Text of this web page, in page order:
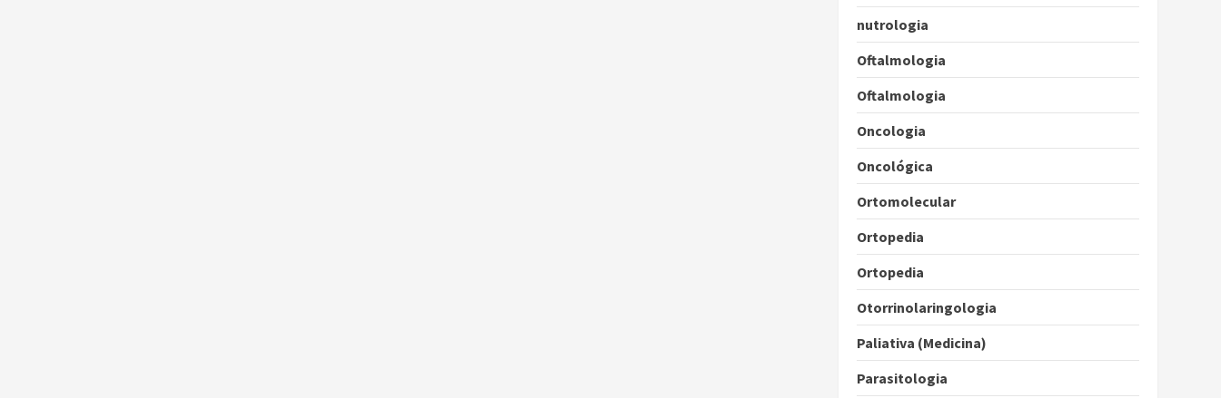
nutrologia
Oftalmologia
Oftalmologia
Oncologia
Oncológica
Ortomolecular
Ortopedia
Ortopedia
Otorrinolaringologia
Paliativa (Medicina)
Parasitologia